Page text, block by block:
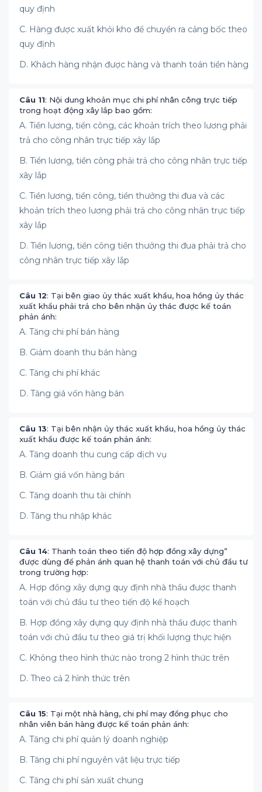
quy định
C. Hàng được xuất khỏi kho để chuyển ra cảng bốc theo
quy định
D. Khách hàng nhận được hàng và thanh toán tiền hàng
Câu 11: Nội dung khoản mục chi phí nhân công trực tiếp
trong hoạt động xây lắp bao gồm:
A. Tiền lương, tiền công, các khoản trích theo lương phải
trả cho công nhân trực tiếp xây lắp
B. Tiền lương, tiền công phải trả cho công nhân trực tiếp
xây lắp
C. Tiền lương, tiền công, tiền thưởng thi đua và các
khoản trích theo lương phải trả cho công nhân trực tiếp
xây lắp
D. Tiền lương, tiền công tiền thưởng thi đua phải trả cho
công nhân trực tiếp xây lắp
Câu 12: Tại bên giao ủy thác xuất khẩu, hoa hồng ủy thác
xuất khẩu phải trả cho bên nhận ủy thác được kế toán
phản ánh:
A. Tăng chi phí bán hàng
B. Giảm doanh thu bán hàng
C. Tăng chi phí khác
D. Tăng giá vốn hàng bán
Câu 13: Tại bên nhận ủy thác xuất khẩu, hoa hồng ủy thác
xuất khẩu được kế toán phản ánh:
A. Tăng doanh thu cung cấp dịch vụ
B. Giảm giá vốn hàng bán
C. Tăng doanh thu tài chính
D. Tăng thu nhập khác
Câu 14: Thanh toán theo tiến độ hợp đồng xây dựng”
được dùng để phản ánh quan hệ thanh toán với chủ đầu tư
trong trường hợp:
A. Hợp đồng xây dựng quy định nhà thầu được thanh
toán với chủ đầu tư theo tiến độ kế hoạch
B. Hợp đồng xây dựng quy định nhà thầu được thanh
toán với chủ đầu tư theo giá trị khối lượng thực hiện
C. Không theo hình thức nào trong 2 hình thức trên
D. Theo cả 2 hình thức trên
Câu 15: Tại một nhà hàng, chi phí may đồng phục cho
nhân viên bán hàng được kế toán phản ánh:
A. Tăng chi phí quản lý doanh nghiệp
B. Tăng chi phí nguyên vật liệu trực tiếp
C. Tăng chi phí sản xuất chung